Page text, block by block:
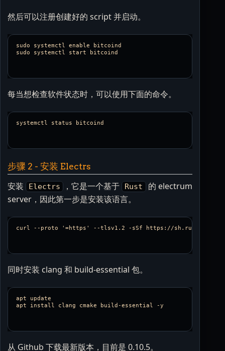
然后可以注册创建好的 script 并启动。
sudo systemctl enable bitcoind
每当想检查软件状态时，可以使用下面的命令。
步骤 2 - 安装 Electrs
安装 Electrs ，它是一个基于 Rust 的 electrum
server，因此第一步是安装该语言。
同时安装 clang 和 build-essential 包。
apt update
从 Github 下载最新版本，目前是 0.10.5。